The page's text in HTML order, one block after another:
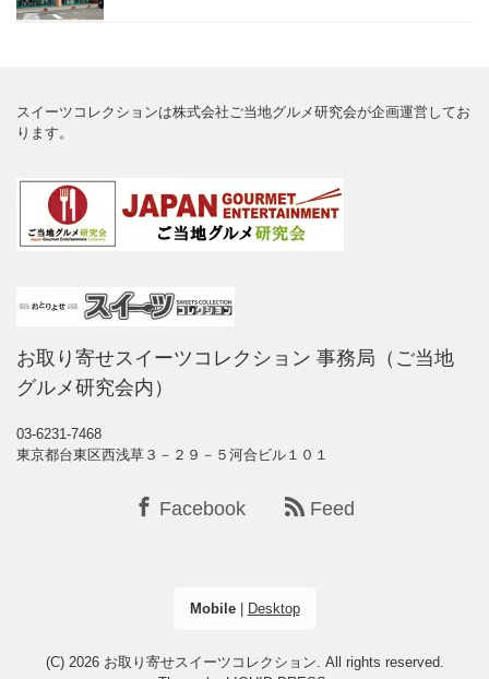
スイーツコレクションは株式会社ご当地グルメ研究会が企画運営してお
ります。
お取り寄せスイーツコレクション 事務局（ご当地
グルメ研究会内）
03-6231-7468
東京都台東区西浅草３－２９－５河合ビル１０１
Facebook Feed
Mobile| Desktop
(C) 2026 お取り寄せスイーツコレクション . All rights reserved.